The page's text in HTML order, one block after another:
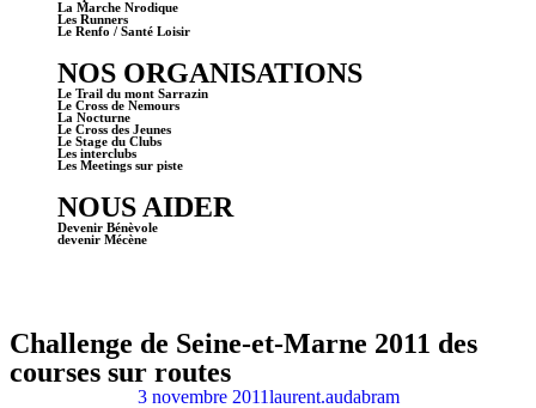
La Marche Nrodique
Les Runners
Le Renfo / Santé Loisir
NOS ORGANISATIONS
Le Trail du mont Sarrazin
Le Cross de Nemours
La Nocturne
Le Cross des Jeunes
Le Stage du Clubs
Les interclubs
Les Meetings sur piste
NOUS AIDER
Devenir Bénèvole
devenir Mécène
Challenge de Seine-et-Marne 2011 des
courses sur routes
3 novembre 2011laurent.audabram